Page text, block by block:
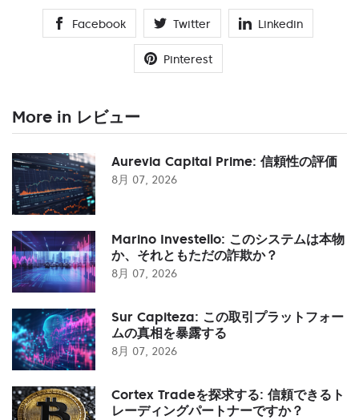
Facebook Twitter Linkedin
Pinterest
More in レビュー
Aurevia Capital Prime: 信頼性の評価
8月 07, 2026
Marino Investello: このシステムは本物
か、それともただの詐欺か？
8月 07, 2026
Sur Capiteza: この取引プラットフォー
ムの真相を暴露する
8月 07, 2026
Cortex Tradeを探求する: 信頼できるト
レーディングパートナーですか？